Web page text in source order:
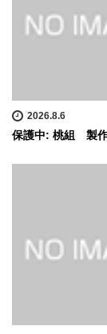
2026.8.6
保護中: 桃組 製